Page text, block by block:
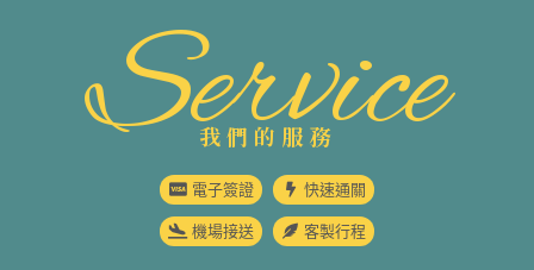
Service
我們的服務
電子簽證 快速通關
機場接送 客製行程